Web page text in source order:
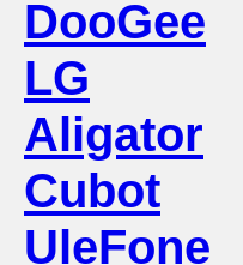
DooGee
LG
Aligator
Cubot
UleFone